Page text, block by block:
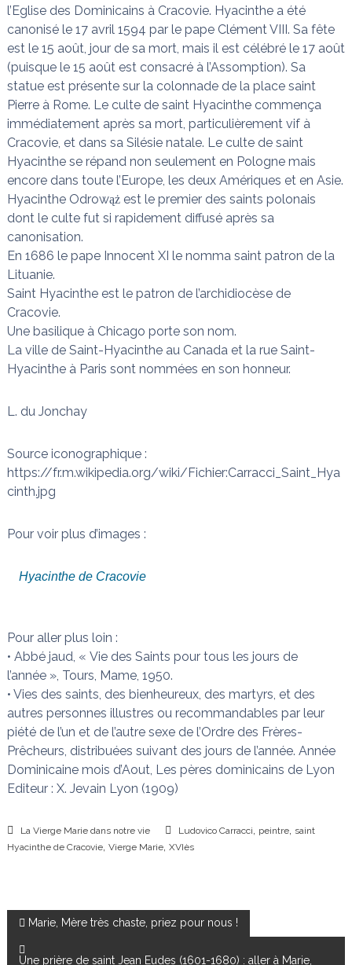
l’Eglise des Dominicains à Cracovie. Hyacinthe a été
canonisé le 17 avril 1594 par le pape Clément VIII. Sa fête
est le 15 août, jour de sa mort, mais il est célébré le 17 août
(puisque le 15 août est consacré à l’Assomption). Sa
statue est présente sur la colonnade de la place saint
Pierre à Rome. Le culte de saint Hyacinthe commença
immédiatement après sa mort, particulièrement vif à
Cracovie, et dans sa Silésie natale. Le culte de saint
Hyacinthe se répand non seulement en Pologne mais
encore dans toute l’Europe, les deux Amériques et en Asie.
Hyacinthe Odrowąż est le premier des saints polonais
dont le culte fut si rapidement diffusé après sa
canonisation.
En 1686 le pape Innocent XI le nomma saint patron de la
Lituanie.
Saint Hyacinthe est le patron de l’archidiocèse de
Cracovie.
Une basilique à Chicago porte son nom.
La ville de Saint-Hyacinthe au Canada et la rue Saint-
Hyacinthe à Paris sont nommées en son honneur.
L. du Jonchay
Source iconographique :
https://fr.m.wikipedia.org/wiki/Fichier:Carracci_Saint_Hya
cinth.jpg
Pour voir plus d’images :
Hyacinthe de Cracovie
Pour aller plus loin :
• Abbé jaud, « Vie des Saints pour tous les jours de
l’année », Tours, Mame, 1950.
• Vies des saints, des bienheureux, des martyrs, et des
autres personnes illustres ou recommandables par leur
piété de l’un et de l’autre sexe de l’Ordre des Frères-
Prêcheurs, distribuées suivant des jours de l’année. Année
Dominicaine mois d’Aout, Les pères dominicains de Lyon
Editeur : X. Jevain Lyon (1909)
La Vierge Marie dans notre vie Ludovico Carracci peintre, saint
Hyacinthe de Cracovie, Vierge Marie, XVIès
N Marie, Mère très chaste, priez pour nous !
Une prière de saint Jean Eudes (1601-1680) : aller à Marie,